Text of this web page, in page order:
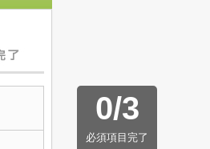
0/3
必須項目完了